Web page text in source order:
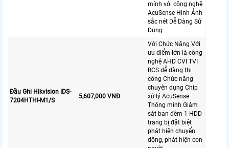
mính với công nghệ
AcuSense Hình Ảnh
sắc nét Dễ Dàng Sử
Dụng
Đầu Ghi Hikvision iDS-
7204HTHI-M1/S
5,607,000 VNĐ
Với Chức Năng Với
ưu điểm lớn là công
nghệ AHD CVI TVI
BCS dễ dàng thi
công Chức năng
chuyên dụng Chip
xử lý AcuSense
Thông minh Giám
sát ban đêm 1 HDD
trang bị đặt biệt
phát hiện chuyển
động, phát hiện con